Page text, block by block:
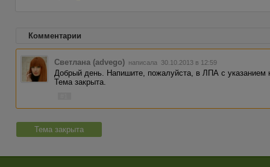
Комментарии
Светлана (advego) написала 30.10.2013 в 12:59
Добрый день. Напишите, пожалуйста, в ЛПА с указанием
Тема закрыта.
Тема закрыта